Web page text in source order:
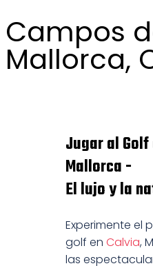
Campos
Mallorca,
Jugar al
Mallorca -
El lujo y la
Experimente el
golf en Calvia,
las